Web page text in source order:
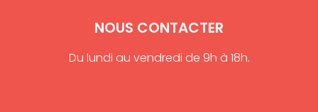
NOUS CONTACTER
Du lundi au vendredi de 9h à 18h.